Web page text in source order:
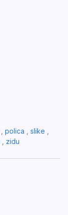
polica slike
zidu